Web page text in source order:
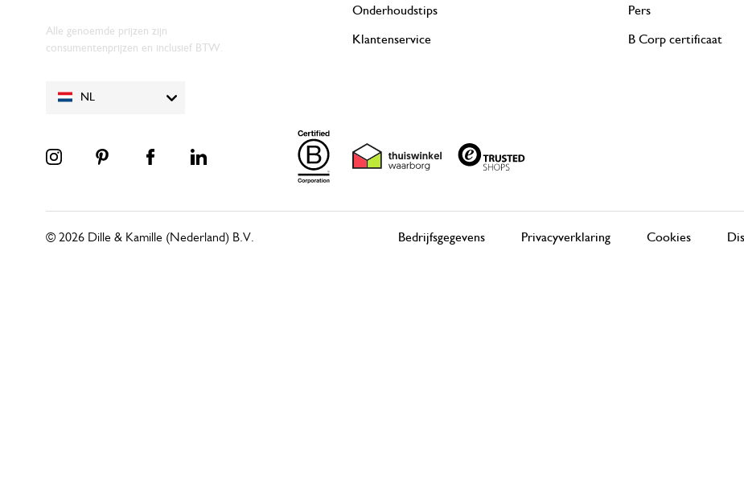
NL
Alle genoemde prijzen zijn
consumentenprijzen en inclusief BTW.
Onderhoudstips
Klantenservice
Pers
B Corp certificaat
Bedrijfsgegevens Privacyverklaring Cookies
© 2026 Dille & Kamille (Nederland) B.V.